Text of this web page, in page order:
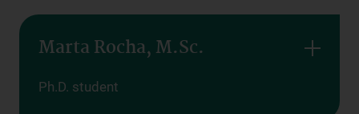
Marta Rocha, M.Sc.
Ph.D. student